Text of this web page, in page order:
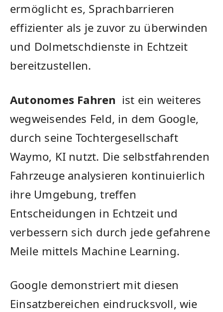
ermöglicht es,‍ Sprachbarrieren
effizienter⁤ als je zuvor zu überwinden
und Dolmetschdienste in ⁣Echtzeit
bereitzustellen.
Autonomes Fahren ‌ ist ein ⁢weiteres
wegweisendes Feld, in dem Google,
durch seine Tochtergesellschaft
Waymo, ‍KI nutzt. Die ‍selbstfahrenden
Fahrzeuge analysieren kontinuierlich
ihre Umgebung, treffen
Entscheidungen in ​Echtzeit und
verbessern sich durch jede gefahrene
Meile ⁢mittels Machine Learning.
Google demonstriert mit diesen
Einsatzbereichen eindrucksvoll, wie